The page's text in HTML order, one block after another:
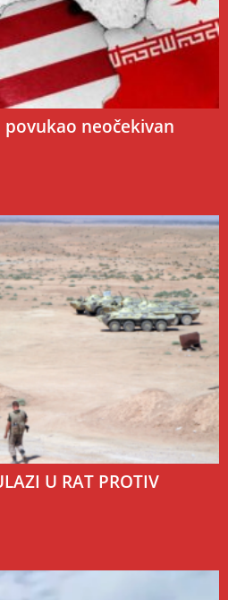
povukao neočekivan
U RAT PROTIV